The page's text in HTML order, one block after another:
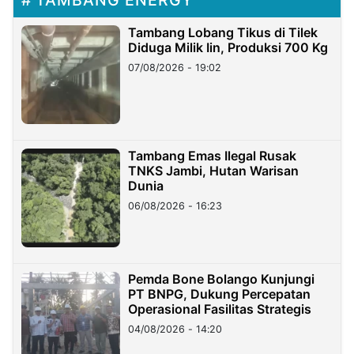
Tambang Lobang Tikus di Tilek
Diduga Milik Iin, Produksi 700 Kg
07/08/2026 - 19:02
Tambang Emas Ilegal Rusak
TNKS Jambi, Hutan Warisan
Dunia
06/08/2026 - 16:23
Pemda Bone Bolango Kunjungi
PT BNPG, Dukung Percepatan
Operasional Fasilitas Strategis
04/08/2026 - 14:20